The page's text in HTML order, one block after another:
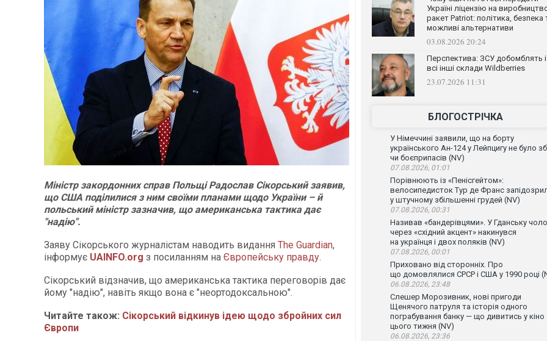
Міністр закордонних справ Польщі Радослав Сікорський заявив,
що США поділилися з ним своїми планами щодо України – й
польський міністр зазначив, що американська тактика дає
"надію".
Заяву Сікорського журналістам наводить видання The Guardian,
інформує UAINFO.org з посиланням на Європейську правду.
Сікорський відзначив, що американська тактика переговорів дає
йому "надію", навіть якщо вона є "неортодоксальною".
Читайте також: Сікорський відкинув ідею щодо збройних сил
Європи
Україні ліцензію на
ракет Patriot: політика, безпека
можливі альтернативи
03.08.2026 20:24
Перспектива: ЗСУ добомблять і
всі інші склади Wildberries
23.07.2026 11:31
БЛОГОСТРІЧКА
У Німеччині заявили, що на борту
українського Ан-124 у Лейпцигу не було
чи боєприпасів (NV)
07.08.2026, 01:01
Порівнюють із «Пенісгейтом»:
велосипедисток Тур де Франс
у штучному збільшенні грудей (NV)
07.08.2026, 00:31
Називав «бандерівцями». У Гданську
через «східний акцент» накинувся
на українця і двох поляків (NV)
07.08.2026, 00:01
Приховано від сторонніх. Про
що домовлялися СРСР і США у 1990 році
06.08.2026, 23:48
Слешер Морозивник, нові пригоди
Щенячого патруля та історія одного
пограбування банку — що дивитись у кіно
цього тижня (NV)
06.08.2026, 23:36